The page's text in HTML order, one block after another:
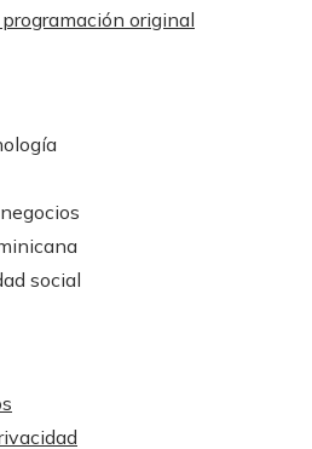
original
social